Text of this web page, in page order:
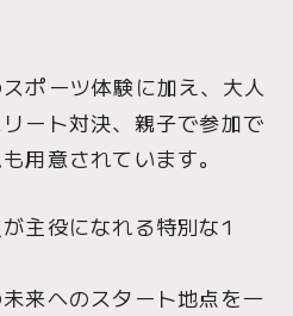
ポーツ体験に加え、大人
ート対決、親子で参加で
用意されています。
主役になれる特別な1
来へのスタート地点を一